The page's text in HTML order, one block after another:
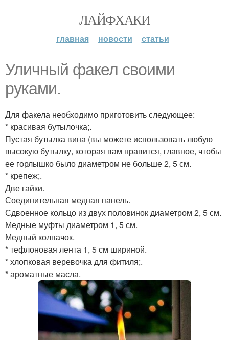
ЛАЙФХАКИ
главная новости статьи
Уличный факел своими
руками.
Для факела необходимо приготовить следующее:
* красивая бутылочка;.
Пустая бутылка вина (вы можете использовать любую
высокую бутылку, которая вам нравится, главное, чтобы
ее горлышко было диаметром не больше 2, 5 см.
* крепеж;.
Две гайки.
Соединительная медная панель.
Сдвоенное кольцо из двух половинок диаметром 2, 5 см.
Медные муфты диаметром 1, 5 см.
Медный колпачок.
* тефлоновая лента 1, 5 см шириной.
* хлопковая веревочка для фитиля;.
* ароматные масла.